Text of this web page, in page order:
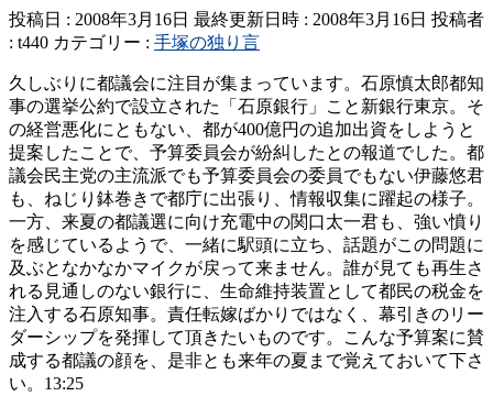
投稿日 : 2008年3月16日 最終更新日時 : 2008年3月16日 投稿者
: t440 カテゴリー : 手塚の独り言
久しぶりに都議会に注目が集まっています。石原慎太郎都知
事の選挙公約で設立された「石原銀行」こと新銀行東京。そ
の経営悪化にともない、都が400億円の追加出資をしようと
提案したことで、予算委員会が紛糾したとの報道でした。都
議会民主党の主流派でも予算委員会の委員でもない伊藤悠君
も、ねじり鉢巻きで都庁に出張り、情報収集に躍起の様子。
一方、来夏の都議選に向け充電中の関口太一君も、強い憤り
を感じているようで、一緒に駅頭に立ち、話題がこの問題に
及ぶとなかなかマイクが戻って来ません。誰が見ても再生さ
れる見通しのない銀行に、生命維持装置として都民の税金を
注入する石原知事。責任転嫁ばかりではなく、幕引きのリー
ダーシップを発揮して頂きたいものです。こんな予算案に賛
成する都議の顔を、是非とも来年の夏まで覚えておいて下さ
い。13:25